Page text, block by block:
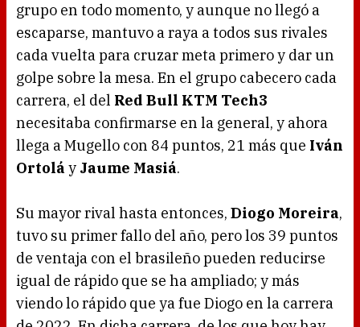
grupo en todo momento, y aunque no llegó a
escaparse, mantuvo a raya a todos sus rivales
cada vuelta para cruzar meta primero y dar un
golpe sobre la mesa. En el grupo cabecero cada
carrera, el del Red Bull KTM Tech3
necesitaba confirmarse en la general, y ahora
llega a Mugello con 84 puntos, 21 más que Iván
Ortolá y Jaume Masiá.
Su mayor rival hasta entonces, Diogo Moreira,
tuvo su primer fallo del año, pero los 39 puntos
de ventaja con el brasileño pueden reducirse
igual de rápido que se ha ampliado; y más
viendo lo rápido que ya fue Diogo en la carrera